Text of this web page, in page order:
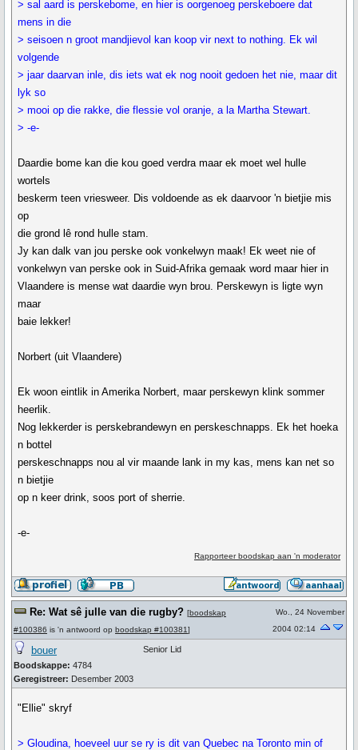
> sal aard is perskebome, en hier is oorgenoeg perskeboere dat
mens in die
> seisoen n groot mandjievol kan koop vir next to nothing. Ek wil
volgende
> jaar daarvan inle, dis iets wat ek nog nooit gedoen het nie, maar dit
lyk so
> mooi op die rakke, die flessie vol oranje, a la Martha Stewart.
> -e-
Daardie bome kan die kou goed verdra maar ek moet wel hulle
wortels
beskerm teen vriesweer. Dis voldoende as ek daarvoor 'n bietjie mis
op
die grond lê rond hulle stam.
Jy kan dalk van jou perske ook vonkelwyn maak! Ek weet nie of
vonkelwyn van perske ook in Suid-Afrika gemaak word maar hier in
Vlaandere is mense wat daardie wyn brou. Perskewyn is ligte wyn
maar
baie lekker!
Norbert (uit Vlaandere)
Ek woon eintlik in Amerika Norbert, maar perskewyn klink sommer
heerlik.
Nog lekkerder is perskebrandewyn en perskeschnapps. Ek het hoeka
n bottel
perskeschnapps nou al vir maande lank in my kas, mens kan net so
n bietjie
op n keer drink, soos port of sherrie.
-e-
Rapporteer boodskap aan 'n moderator
Re: Wat sê julle van die rugby? [boodskap
#100386 is 'n antwoord op boodskap #100381]
Wo., 24 November
2004 02:14
bouer
Boodskappe: 4784
Geregistreer: Desember 2003
Senior Lid
"Ellie" skryf
> Gloudina, hoeveel uur se ry is dit van Quebec na Toronto min of